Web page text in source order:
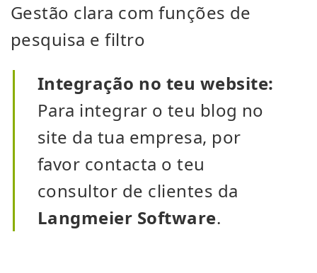
Gestão clara com funções de
pesquisa e filtro
Integração no teu website:
Para integrar o teu blog no
site da tua empresa, por
favor contacta o teu
consultor de clientes da
Langmeier Software.